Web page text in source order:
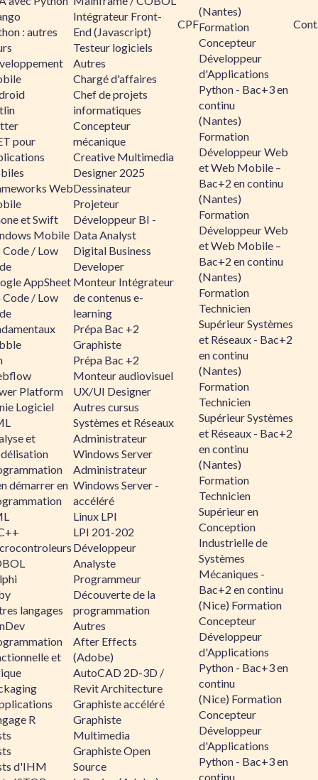
: autres
pour
Web
et Swift
Mobile
/ Low
AppSheet
/ Low
Platform
Logiciel
et
démarrer en
langages
et
R
d'IHM
Intégrateur Front-
End (Javascript)
Testeur logiciels
Autres
Chargé d'affaires
Chef de projets
informatiques
Concepteur
mécanique
Creative Multimedia
Designer 2025
Dessinateur
Projeteur
Développeur BI -
Data Analyst
Digital Business
Developer
Monteur Intégrateur
de contenus e-
learning
Prépa Bac +2
Graphiste
Prépa Bac +2
Monteur audiovisuel
UX/UI Designer
Autres cursus
Systèmes et Réseaux
Administrateur
Windows Server
Administrateur
Windows Server -
accéléré
Linux LPI
LPI 201-202
Développeur
Analyste
Programmeur
Découverte de la
programmation
Autres
After Effects
(Adobe)
AutoCAD 2D-3D /
Revit Architecture
Graphiste accéléré
Graphiste
Multimedia
Graphiste Open
Source
CPF
(Nantes)
Formation
Concepteur
Développeur
d'Applications
Python - Bac+3 en
continu
(Nantes)
Formation
Développeur Web
et Web Mobile –
Bac+2 en continu
(Nantes)
Formation
Développeur Web
et Web Mobile –
Bac+2 en continu
(Nantes)
Formation
Technicien
Supérieur Systèmes
et Réseaux - Bac+2
en continu
(Nantes)
Formation
Technicien
Supérieur Systèmes
et Réseaux - Bac+2
en continu
(Nantes)
Formation
Technicien
Supérieur en
Conception
Industrielle de
Systèmes
Mécaniques -
Bac+2 en continu
(Nice) Formation
Concepteur
Développeur
d'Applications
Python - Bac+3 en
continu
(Nice) Formation
Concepteur
Développeur
d'Applications
Python - Bac+3 en
continu